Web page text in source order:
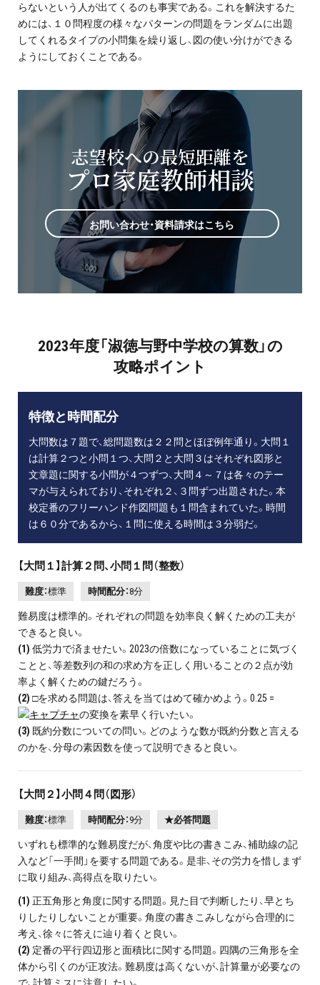
らないという人が出てくるのも事実である。これを解決するた
めには、１０問程度の様々なパターンの問題をランダムに出題
してくれるタイプの小問集を繰り返し、図の使い分けができる
ようにしておくことである。
志望校への最短距離を
プロ家庭教師相談
お問い合わせ・資料請求はこちら
2023年度「淑徳与野中学校の算数」の
攻略ポイント
特徴と時間配分
大問数は７題で、総問題数は２２問とほぼ例年通り。大問１
は計算２つと小問１つ、大問２と大問３はそれぞれ図形と
文章題に関する小問が４つずつ、大問４～７は各々のテー
マが与えられており、それぞれ２、３問ずつ出題された。本
校定番のフリーハンド作図問題も１問含まれていた。時間
は６０分であるから、１問に使える時間は３分弱だ。
【大問１】計算２問、小問１問（整数）
難度：標準 時間配分：8分
難易度は標準的。それぞれの問題を効率良く解くための工夫が
できると良い。
(1) 低労力で済ませたい。2023の倍数になっていることに気づく
ことと、等差数列の和の求め方を正しく用いることの２点が効
率よく解くための鍵だろう。
(2) □を求める問題は、答えを当てはめて確かめよう。0.25 =
の変換を素早く行いたい。
(3) 既約分数についての問い。どのような数が既約分数と言える
のかを、分母の素因数を使って説明できると良い。
【大問２】小問４問（図形）
難度：標準 時間配分： 9分 ★必答問題
いずれも標準的な難易度だが、角度や比の書きこみ、補助線の記
入など「一手間」を要する問題である。是非、その労力を惜しまず
に取り組み、高得点を取りたい。
(1) 正五角形と角度に関する問題。見た目で判断したり、早とち
りしたりしないことが重要。角度の書きこみしながら合理的に
考え、徐々に答えに辿り着くと良い。
(2) 定番の平行四辺形と面積比に関する問題。四隅の三角形を全
体から引くのが正攻法。難易度は高くないが、計算量が必要なの
で、計算ミスに注意したい。